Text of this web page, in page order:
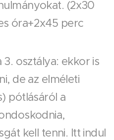
(2x30
óra+2x45 perc
3. osztálya: ekkor is
de az elméleti
pótlásáról a
kell tenni. Itt indul